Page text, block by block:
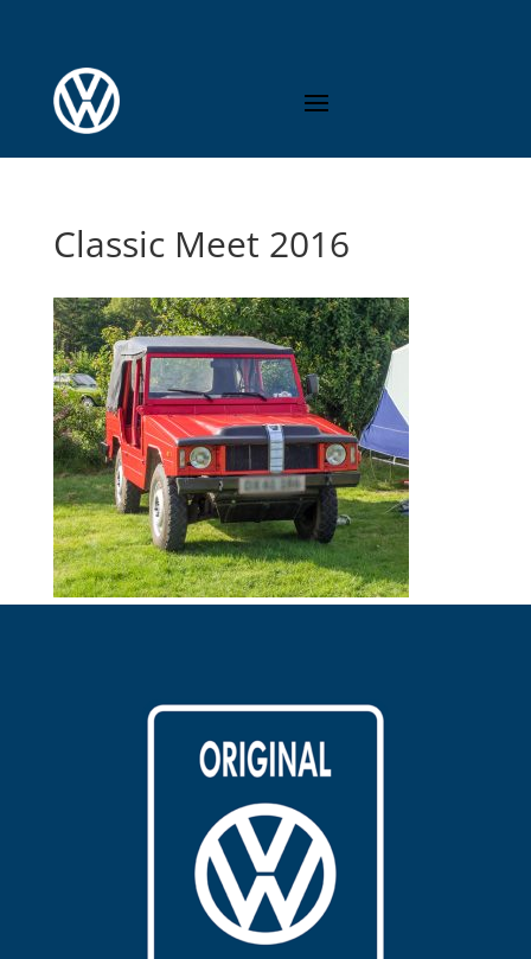
Classic Meet 2016